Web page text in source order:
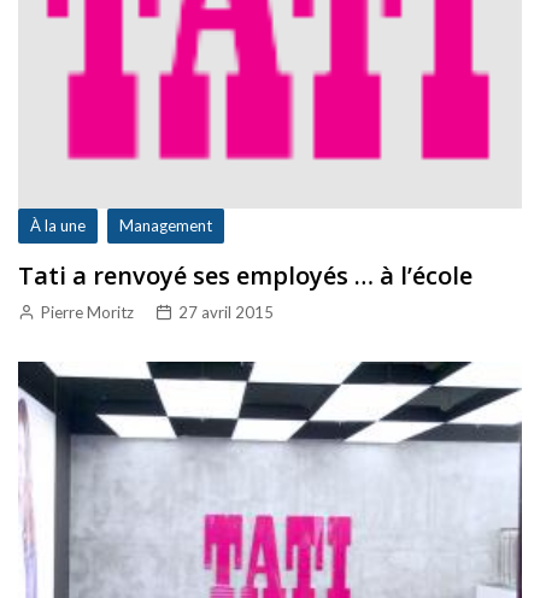
À la une Management
Tati a renvoyé ses employés … à l’école
Pierre Moritz 27 avril 2015